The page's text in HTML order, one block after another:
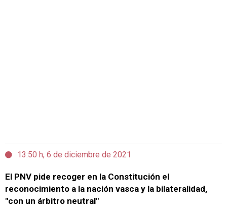
13:50 h, 6 de diciembre de 2021
El PNV pide recoger en la Constitución el
reconocimiento a la nación vasca y la bilateralidad,
"con un árbitro neutral"